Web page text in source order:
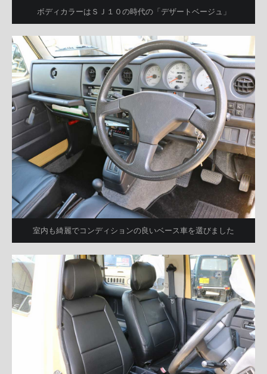
ボディカラーはＳＪ１０の時代の「デザートベージュ」
室内も綺麗でコンディションの良いベース車を選びました